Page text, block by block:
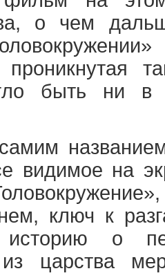
о чем
проникнутая
быть ни в
видимое на
ключ к
историю о
из царства